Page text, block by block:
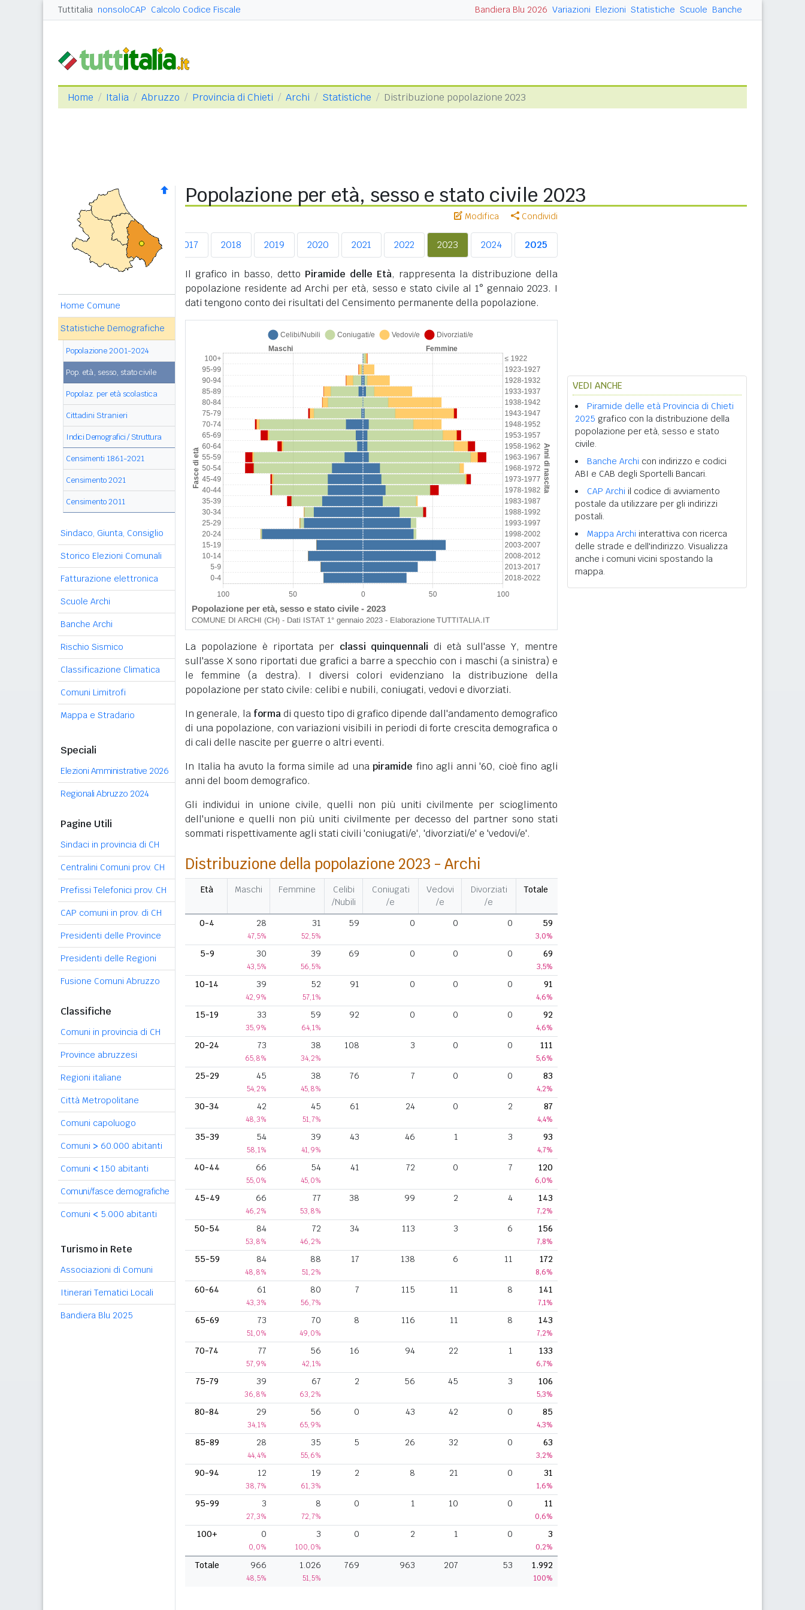
Tuttitalia nonsoloCAP Calcolo Codice Fiscale Bandiera Blu 2026 Variazioni Elezioni Statistiche Scuole Banche
Home Italia Abruzzo Provincia di Chieti Archi Statistiche Distribuzione popolazione 2023
Home Comune
Statistiche Demografiche
Popolazione 2001-2024
Pop. età, sesso, stato civile
Popolaz. per età scolastica
Cittadini Stranieri
Indici Demografici / Struttura
Censimenti 1861-2021
Censimento 2021
Censimento 2011
Sindaco, Giunta, Consiglio
Storico Elezioni Comunali
Fatturazione elettronica
Scuole Archi
Banche Archi
Rischio Sismico
Classificazione Climatica
Comuni Limitrofi
Mappa e Stradario
Speciali
Elezioni Amministrative 2026
Regionali Abruzzo 2024
Pagine Utili
Sindaci in provincia di CH
Centralini Comuni prov. CH
Prefissi Telefonici prov. CH
CAP comuni in prov. di CH
Presidenti delle Province
Presidenti delle Regioni
Fusione Comuni Abruzzo
Classifiche
Comuni in provincia di CH
Province abruzzesi
Regioni italiane
Città Metropolitane
Comuni capoluogo
Comuni > 60.000 abitanti
Comuni < 150 abitanti
Comuni/fasce demografiche
Comuni < 5.000 abitanti
Turismo in Rete
Associazioni di Comuni
Itinerari Tematici Locali
Bandiera Blu 2025
Popolazione per età, sesso e stato civile 2023
Modifica Condividi
2015 2016 2017 2018 2019 2020 2021 2022 2023 2024 2025
Il grafico in basso, detto Piramide delle Età, rappresenta la distribuzione della
popolazione residente ad Archi per età, sesso e stato civile al 1° gennaio 2023. I
dati tengono conto dei risultati del Censimento permanente della popolazione.
La popolazione è riportata per classi quinquennali di età sull'asse Y, mentre
sull'asse X sono riportati due grafici a barre a specchio con i maschi (a sinistra) e
le femmine (a destra). I diversi colori evidenziano la distribuzione della
popolazione per stato civile: celibi e nubili, coniugati, vedovi e divorziati.
In generale, la formadi questo tipo di grafico dipende dall'andamento demografico
di una popolazione, con variazioni visibili in periodi di forte crescita demografica o
di cali delle nascite per guerre o altri eventi.
In Italia ha avuto la forma simile ad unapiramide fino agli anni '60, cioè fino agli
anni del boom demografico.
Gli individui in unione civile, quelli non più uniti civilmente per scioglimento
dell'unione e quelli non più uniti civilmente per decesso del partner sono stati
sommati rispettivamente agli stati civili 'coniugati/e', 'divorziati/e' e 'vedovi/e'.
Distribuzione della popolazione 2023 - Archi
Età Maschi Femmine
Celibi
/Nubili
Coniugati
/e
Vedovi
/e
Divorziati
/e
Totale
0-4 28
47,5%
31
52,5%
59 0 0 0 59
3,0%
5-9 30
43,5%
39
56,5%
69 0 0 0 69
3,5%
10-14 39
42,9%
52
57,1%
91 0 0 0 91
4,6%
15-19 33
35,9%
59
64,1%
92 0 0 0 92
4,6%
20-24 73
65,8%
38
34,2%
108 3 0 0 111
5,6%
25-29 45
54,2%
38
45,8%
76 7 0 0 83
4,2%
30-34 42
48,3%
45
51,7%
61 24 0 2 87
4,4%
35-39 54
58,1%
39
41,9%
43 46 1 3 93
4,7%
40-44 66
55,0%
54
45,0%
41 72 0 7 120
6,0%
45-49 66
46,2%
77
53,8%
38 99 2 4 143
7,2%
50-54 84
53,8%
72
46,2%
34 113 3 6 156
7,8%
55-59 84
48,8%
88
51,2%
17 138 6 11 172
8,6%
60-64 61
43,3%
80
56,7%
7 115 11 8 141
7,1%
65-69 73
51,0%
70
49,0%
8 116 11 8 143
7,2%
70-74 77
57,9%
56
42,1%
16 94 22 1 133
6,7%
75-79 39
36,8%
67
63,2%
2 56 45 3 106
5,3%
80-84 29
34,1%
56
65,9%
0 43 42 0 85
4,3%
85-89 28
44,4%
35
55,6%
5 26 32 0 63
3,2%
90-94 12
38,7%
19
61,3%
2 8 21 0 31
1,6%
95-99 3
27,3%
8
72,7%
0 1 10 0 11
0,6%
100+ 0
0,0%
3
100,0%
0 2 1 0 3
0,2%
Totale 966
48,5%
1.026
51,5%
769 963 207 53 1.992
100%
VEDI ANCHE
Piramide delle età Provincia di Chieti
2025 grafico con la distribuzione della
popolazione per età, sesso e stato
civile.
Banche Archi con indirizzo e codici
ABI e CAB degli Sportelli Bancari.
CAP Archi il codice di avviamento
postale da utilizzare per gli indirizzi
postali.
Mappa Archi interattiva con ricerca
delle strade e dell'indirizzo. Visualizza
anche i comuni vicini spostando la
mappa.